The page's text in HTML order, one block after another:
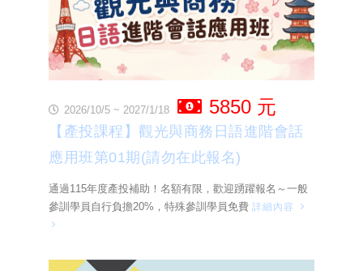
2026/10/5 ~ 2027/1/18 5850 元
【產投課程】觀光與商務日語進階會話
應用班第01期(請勿在此報名)
通過115年度產投補助！名額有限，歡迎踴躍報名～一般
參訓學員自行負擔20%，特殊參訓學員免費 詳細內容